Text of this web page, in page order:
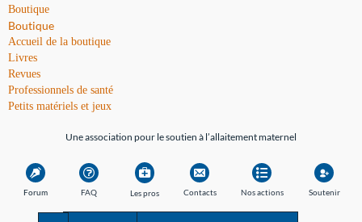
Boutique
Boutique
Accueil de la boutique
Livres
Revues
Professionnels de santé
Petits matériels et jeux
Une association pour le soutien à l’allaitement maternel
Forum FAQ Les pros Contacts Nos actions Soutenir